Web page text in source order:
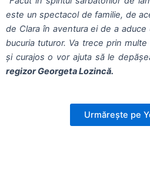
este un spectacol de familie, de
de Clara în aventura ei de a aduce
bucuria tuturor. Va trece prin
și curajos o vor ajuta să le
regizor Georgeta Lozincă.
Urmărește pe